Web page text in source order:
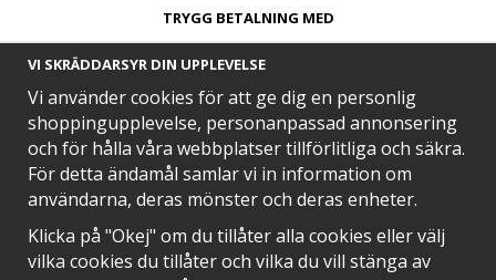
TRYGG BETALNING MED​
SNABB LEVERANS MED
VI SKRÄDDARSYR DIN UPPLEVELSE
Vi använder cookies för att ge dig en personlig
shoppingupplevelse, personanpassad annonsering
och för hålla våra webbplatser tillförlitliga och säkra.
För detta ändamål samlar vi in information om
användarna, deras mönster och deras enheter.
Klicka på "Okej" om du tillåter alla cookies eller välj
vilka cookies du tillåter och vilka du vill stänga av